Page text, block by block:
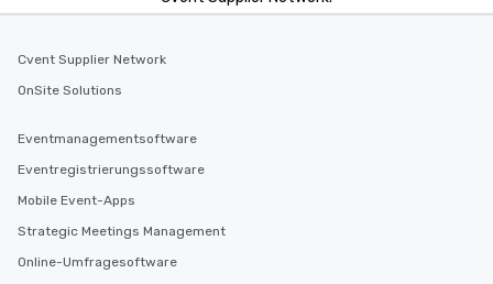
Cvent Supplier Network
OnSite Solutions
Eventmanagementsoftware
Eventregistrierungssoftware
Mobile Event-Apps
Strategic Meetings Management
Online-Umfragesoftware